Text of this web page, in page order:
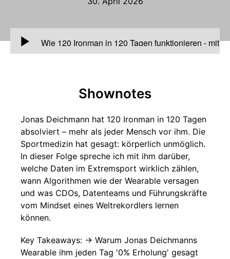
00:00
Wie 120 Ironman in 120 Tagen funktionieren - mit
Jonas D., Extremsportler
Shownotes
Jonas Deichmann hat 120 Ironman in 120 Tagen
absolviert – mehr als jeder Mensch vor ihm. Die
Sportmedizin hat gesagt: körperlich unmöglich.
In dieser Folge spreche ich mit ihm darüber,
welche Daten im Extremsport wirklich zählen,
wann Algorithmen wie der Wearable versagen
und was CDOs, Datenteams und Führungskräfte
vom Mindset eines Weltrekordlers lernen
können.
Key Takeaways: → Warum Jonas Deichmanns
Wearable ihm jeden Tag '0% Erholung' gesagt